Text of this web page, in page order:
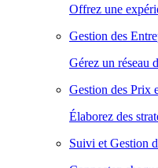
Offrez une
Gestion des
Gérez un réseau
Gestion des Prix
Élaborez des
Suivi et Gestion